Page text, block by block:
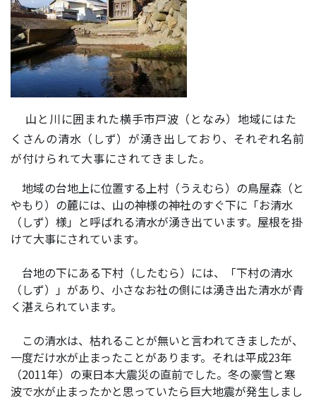
山と川に囲まれた横手市戸波（となみ）地域にはた
くさんの清水（しず）が湧き出しており、それぞれ名前
が付けられて大事にされてきました。
地域の台地上に位置する上村（うえむら）の鳥屋森（と
やもり）の麓には、山の神様の神社のすぐ下に「お清水
（しず）様」と呼ばれる清水が湧き出ています。屋根を掛
けて大事にされています。
台地の下にある下村（したむら）には、「下村の清水
（しず）」があり、小さなお社の側には湧き出た清水が青
く湛えられています。
この清水は、枯れることが無いと言われてきましたが、
一度だけ水が止まったことがあります。それは平成23年
（2011年）の東日本大震災の直前でした。冬の豪雪と寒
波で水が止まったかと思っていたら巨大地震が発生しまし